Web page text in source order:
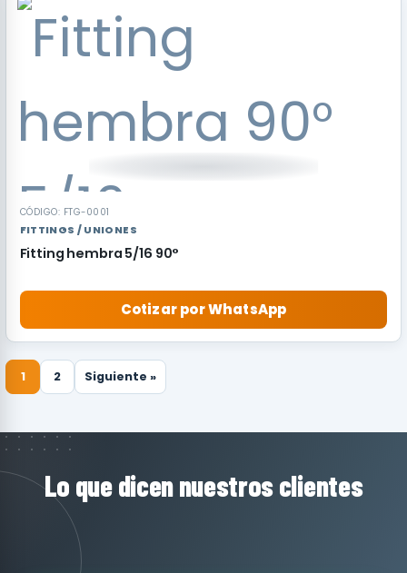
CÓDIGO: FTG-0001
FITTINGS / UNIONES
Fitting hembra 5/16 90°
Cotizar por WhatsApp
1 2 Siguiente »
Lo que dicen nuestros clientes